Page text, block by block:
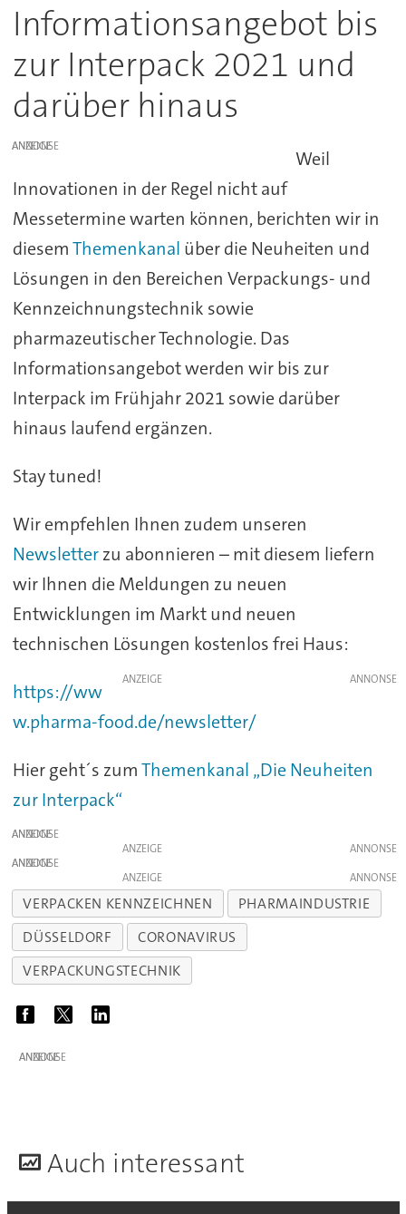
Informationsangebot bis
zur Interpack 2021 und
darüber hinaus
ANZEIGE
Weil
Innovationen in der Regel nicht auf
Messetermine warten können, berichten wir in
diesemThemenkanal über die Neuheiten und
Lösungen in den Bereichen Verpackungs- und
Kennzeichnungstechnik sowie
pharmazeutischer Technologie. Das
Informationsangebot werden wir bis zur
Interpack im Frühjahr 2021 sowie darüber
hinaus laufend ergänzen.
Stay tuned!
Wir empfehlen Ihnen zudem unseren
Newsletterzu abonnieren – mit diesem liefern
wir Ihnen die Meldungen zu neuen
Entwicklungen im Markt und neuen
technischen Lösungen kostenlos frei Haus:
ANZEIGE
https://ww
w.pharma-food.de/newsletter/
Hier geht´s zumThemenkanal „Die Neuheiten
zur Interpack“
ANZEIGE
ANZEIGE
ANZEIGE
ANZEIGE
VERPACKEN KENNZEICHNEN
PHARMAINDUSTRIE
DÜSSELDORF
CORONAVIRUS
VERPACKUNGSTECHNIK
ANZEIGE
Auch interessant